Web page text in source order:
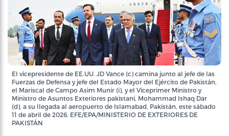
El vicepresidente de EE.UU. JD Vance (c) camina junto al jefe de las
Fuerzas de Defensa y jefe del Estado Mayor del Ejército de Pakistán,
el Mariscal de Campo Asim Munir (i), y el Viceprimer Ministro y
Ministro de Asuntos Exteriores pakistaní, Mohammad Ishaq Dar
(d), a su llegada al aeropuerto de Islamabad, Pakistán, este sábado
11 de abril de 2026. EFE/EPA/MINISTERIO DE EXTERIORES DE
PAKISTÁN